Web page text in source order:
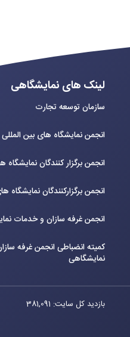
لینک های نمایشگاهی
سازمان توسعه تجارت
انجمن نمایشگاه های بین المللی
انجمن برگزار کنندگان نمایشگاه
انجمن برگزارکنندگان نمایشگاه
انجمن غرفه سازان و خدمات
کمیته انضباطی انجمن غرفه
نمایشگاهی
بازدید کل سایت: 381,091